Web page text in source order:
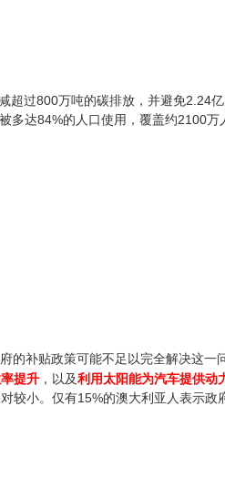
超过800万吨的碳排放，并避免2.24
多达84%的人口使用，覆盖约2100万
的补贴政策可能不足以完全解决这一
提升，以及利用太阳能为汽车提供动
较小。仅有15%的澳大利亚人表示政